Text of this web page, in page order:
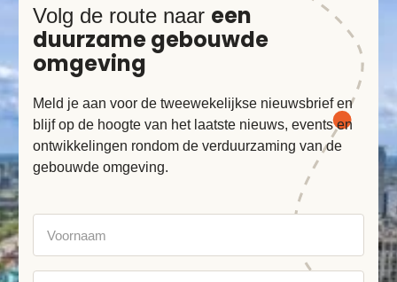
Volg de route naar een
duurzame gebouwde
omgeving
Meld je aan voor de tweewekelijkse nieuwsbrief en
blijf op de hoogte van het laatste nieuws, events en
ontwikkelingen rondom de verduurzaming van de
gebouwde omgeving.